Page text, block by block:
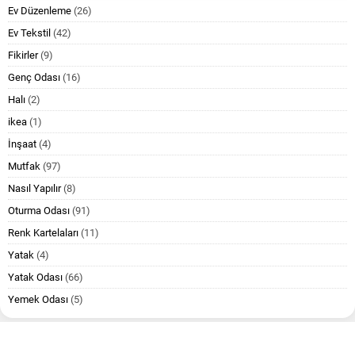
Ev Düzenleme (26)
Ev Tekstil (42)
Fikirler(9)
Genç Odası (16)
Halı (2)
ikea (1)
İnşaat (4)
Mutfak (97)
Nasıl Yapılır(8)
Oturma Odası (91)
Renk Kartelaları (11)
Yatak (4)
Yatak Odası (66)
Yemek Odası (5)